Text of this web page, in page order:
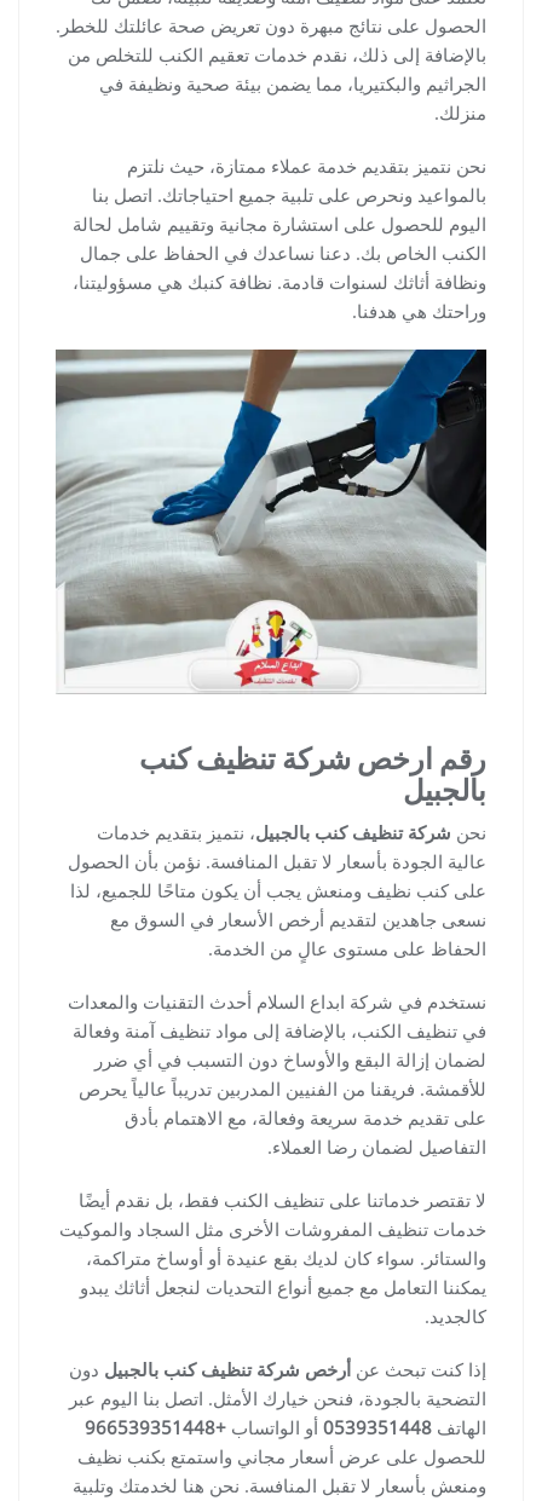
الحصول على نتائج مبهرة دون تعريض صحة عائلتك للخطر.
بالإضافة إلى ذلك، نقدم خدمات تعقيم الكنب للتخلص من
الجراثيم والبكتيريا، مما يضمن بيئة صحية ونظيفة في
منزلك.
نحن نتميز بتقديم خدمة عملاء ممتازة، حيث نلتزم
بالمواعيد ونحرص على تلبية جميع احتياجاتك. اتصل بنا
اليوم للحصول على استشارة مجانية وتقييم شامل لحالة
الكنب الخاص بك. دعنا نساعدك في الحفاظ على جمال
ونظافة أثاثك لسنوات قادمة. نظافة كنبك هي مسؤوليتنا،
وراحتك هي هدفنا.
رقم ارخص شركة تنظيف كنب
بالجبيل
نحن شركة تنظيف كنب بالجبيل، نتميز بتقديم خدمات
عالية الجودة بأسعار لا تقبل المنافسة. نؤمن بأن الحصول
على كنب نظيف ومنعش يجب أن يكون متاحًا للجميع، لذا
نسعى جاهدين لتقديم أرخص الأسعار في السوق مع
الحفاظ على مستوى عالٍ من الخدمة.
نستخدم في شركة ابداع السلام أحدث التقنيات والمعدات
في تنظيف الكنب، بالإضافة إلى مواد تنظيف آمنة وفعالة
لضمان إزالة البقع والأوساخ دون التسبب في أي ضرر
للأقمشة. فريقنا من الفنيين المدربين تدريباً عالياً يحرص
على تقديم خدمة سريعة وفعالة، مع الاهتمام بأدق
التفاصيل لضمان رضا العملاء.
لا تقتصر خدماتنا على تنظيف الكنب فقط، بل نقدم أيضًا
خدمات تنظيف المفروشات الأخرى مثل السجاد والموكيت
والستائر. سواء كان لديك بقع عنيدة أو أوساخ متراكمة،
يمكننا التعامل مع جميع أنواع التحديات لنجعل أثاثك يبدو
كالجديد.
إذا كنت تبحث عن أرخص شركة تنظيف كنب بالجبيل دون
التضحية بالجودة، فنحن خيارك الأمثل. اتصل بنا اليوم عبر
الهاتف 0539351448 أو الواتساب +966539351448
للحصول على عرض أسعار مجاني واستمتع بكنب نظيف
ومنعش بأسعار لا تقبل المنافسة. نحن هنا لخدمتك وتلبية